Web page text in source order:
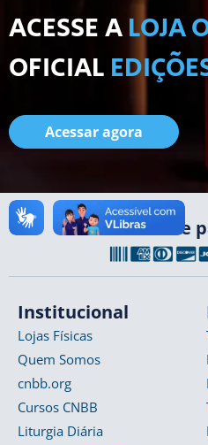
ACESSE ALOJA
OFICIAL
Acessar agora
Formas de
Institucional
Lojas Físicas
Quem Somos
cnbb.org
Cursos CNBB
Liturgia Diária